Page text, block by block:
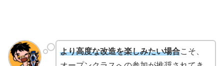
より高度な改造を楽しみたい場合こそ、